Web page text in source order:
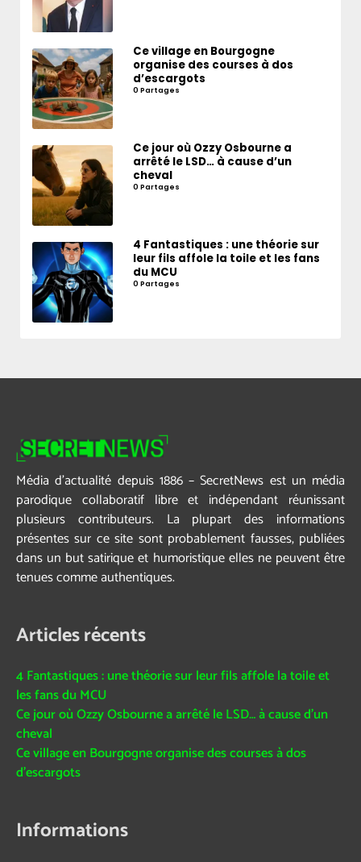
Ce village en Bourgogne
organise des courses à dos
d’escargots
0 Partages
Ce jour où Ozzy Osbourne a
arrêté le LSD… à cause d’un
cheval
0 Partages
4 Fantastiques : une théorie sur
leur fils affole la toile et les fans
du MCU
0 Partages
Média d’actualité depuis 1886 – SecretNews est un média
parodique collaboratif libre et indépendant réunissant
plusieurs contributeurs. La plupart des informations
présentes sur ce site sont probablement fausses, publiées
dans un but satirique et humoristique elles ne peuvent être
tenues comme authentiques.
Articles récents
4 Fantastiques : une théorie sur leur fils affole la toile et
les fans du MCU
Ce jour où Ozzy Osbourne a arrêté le LSD… à cause d’un
cheval
Ce village en Bourgogne organise des courses à dos
d’escargots
Informations